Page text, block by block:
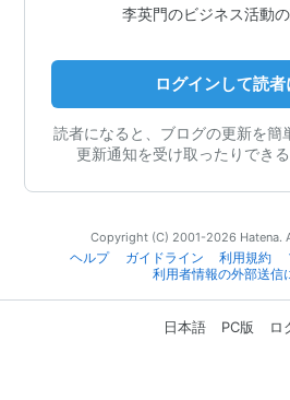
李英門のビジネス活動の
ログインして読者
読者になると、ブログの更新を簡
更新通知を受け取ったりできる
Copyright (C) 2001-2026 Hatena.
ヘルプ
ガイドライン 利用規約
利用者情報の外部送信
日本語 PC版 ロ